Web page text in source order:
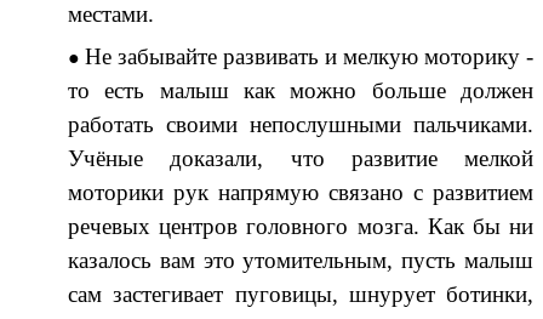
местами.
Не забывайте развивать и мелкую моторику -
то есть малыш как можно больше должен
работать своими непослушными пальчиками.
Учёные доказали, что развитие мелкой
моторики рук напрямую связано с развитием
речевых центров головного мозга. Как бы ни
казалось вам это утомительным, пусть малыш
сам застегивает пуговицы, шнурует ботинки,